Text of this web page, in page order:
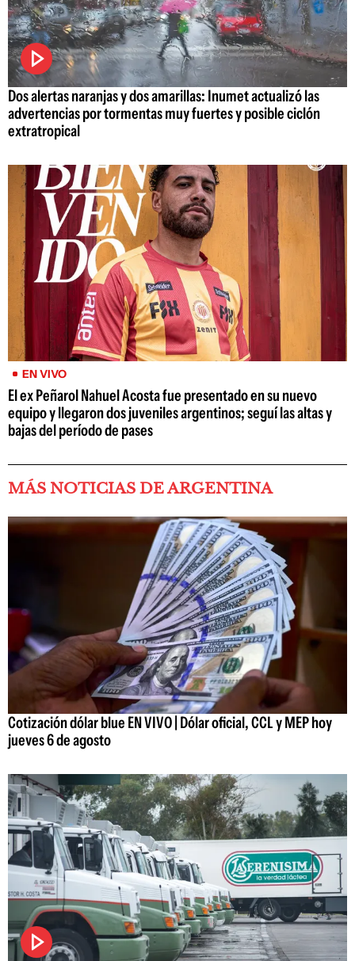
Dos alertas naranjas y dos amarillas: Inumet actualizó las
advertencias por tormentas muy fuertes y posible ciclón
extratropical
EN VIVO
El ex Peñarol Nahuel Acosta fue presentado en su nuevo
equipo y llegaron dos juveniles argentinos; seguí las altas y
bajas del período de pases
MÁS NOTICIAS DE ARGENTINA
Cotización dólar blue EN VIVO | Dólar oficial, CCL y MEP hoy
jueves 6 de agosto